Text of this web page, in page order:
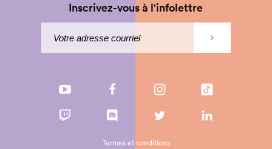
Inscrivez-vous à l'infolettre
Termes et conditions